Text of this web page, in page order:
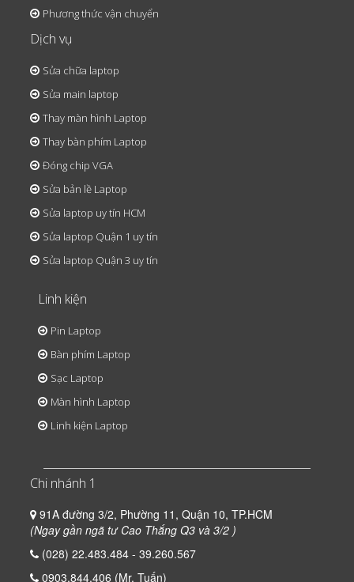
Phương thức vận chuyển
Dịch vụ
Sửa chữa laptop
Sửa main laptop
Thay màn hình Laptop
Thay bàn phím Laptop
Đóng chip VGA
Sửa bản lề Laptop
Sửa laptop uy tín HCM
Sửa laptop Quận 1 uy tín
Sửa laptop Quận 3 uy tín
Linh kiện
Pin Laptop
Bàn phím Laptop
Sạc Laptop
Màn hình Laptop
Linh kiện Laptop
Chi nhánh 1
91A đường 3/2, Phường 11, Quận 10, TP.HCM
(Ngay gần ngã tư Cao Thắng Q3 và 3/2 )
(028) 22.483.484 - 39.260.567
0903.844.406 (Mr. Tuấn)